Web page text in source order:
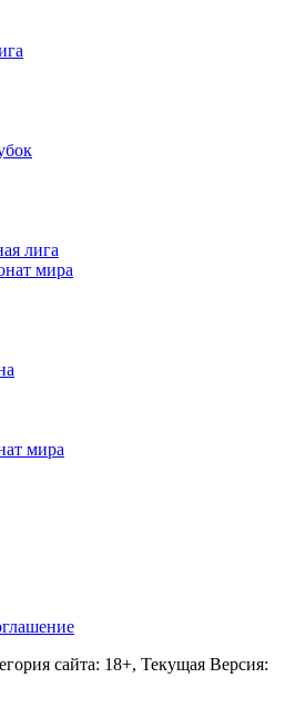
лига
мира
мира
сайта: 18+, Текущая Версия: